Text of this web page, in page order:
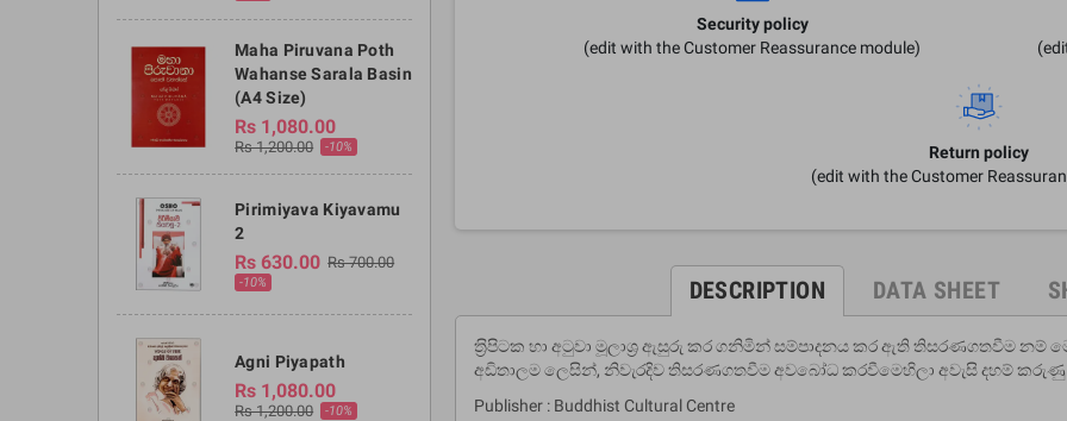
Maha Piruvana Poth
Wahanse Sarala Basin
(A4 Size)
Rs 1,080.00
Rs 1,200.00 -10%
Pirimiyava Kiyavamu
2
Rs 630.00 Rs 700.00
-10%
Agni Piyapath
Rs 1,080.00
Rs 1,200.00 -10%
Security policy
(edit with the Customer Reassurance module)
Return policy
(edit with the Customer
DESCRIPTION DATA SHEET
ත‍්‍රිපිටක හා අටුවා මූලාශ‍්‍ර ඇසුරු කර ගනිමින් සම්පාදනය කර ඇති තිසරණගතවීම නම්
අඩිතාලම ලෙසින්, නිවැරදිව තිසරණගතවීම අවබෝධ කරවීමෙහිලා අවැසි දහම්
Publisher : Buddhist Cultural Centre